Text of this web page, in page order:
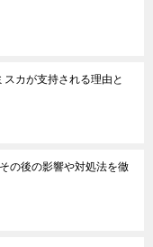
カが支持される理由と
の後の影響や対処法を徹